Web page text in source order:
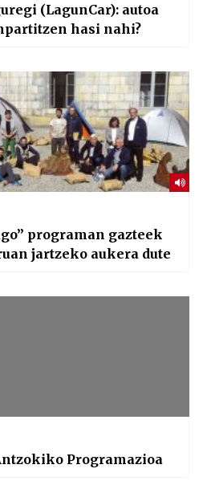
(LagunCar): autoa
hasi nahi?
programan gazteek
jartzeko aukera dute
Programazioa